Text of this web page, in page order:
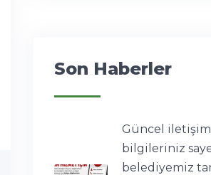
Son Haberler
Güncel iletişim
bilgileriniz
belediyemiz